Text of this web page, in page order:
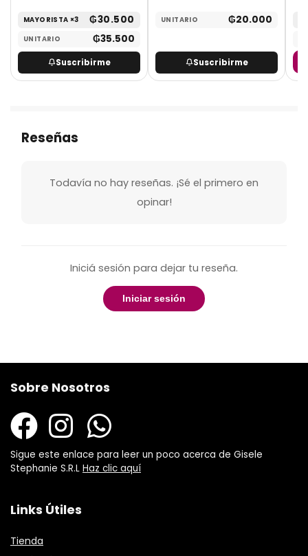
MAYORISTA ×3 ₲30.500
UNITARIO ₲35.500
Suscribirme
UNITARIO ₲20.000
Suscribirme
Reseñas
Todavía no hay reseñas. ¡Sé el primero en
opinar!
Iniciá sesión para dejar tu reseña.
Iniciar sesión
Sobre Nosotros
Sigue este enlace para leer un poco acerca de Gisele
Stephanie S.R.L Haz clic aquí
Links Útiles
Tienda